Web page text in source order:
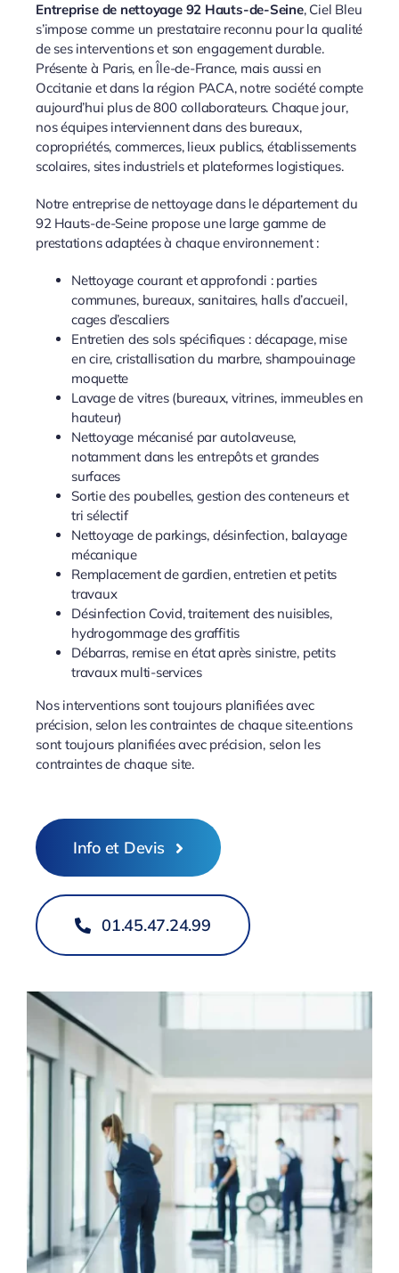
Entreprise de nettoyage 92 Hauts-de-Seine, Ciel Bleu
s’impose comme un prestataire reconnu pour la qualité
de ses interventions et son engagement durable.
Présente à Paris, en Île-de-France, mais aussi en
Occitanie et dans la région PACA, notre société compte
aujourd’hui plus de 800 collaborateurs. Chaque jour,
nos équipes interviennent dans des bureaux,
copropriétés, commerces, lieux publics, établissements
scolaires, sites industriels et plateformes logistiques.
Notre entreprise de nettoyage dans le département du
92 Hauts-de-Seine propose une large gamme de
prestations adaptées à chaque environnement :
Nettoyage courant et approfondi : parties
communes, bureaux, sanitaires, halls d’accueil,
cages d’escaliers
Entretien des sols spécifiques : décapage, mise
en cire, cristallisation du marbre, shampouinage
moquette
Lavage de vitres (bureaux, vitrines, immeubles en
hauteur)
Nettoyage mécanisé par autolaveuse,
notamment dans les entrepôts et grandes
surfaces
Sortie des poubelles, gestion des conteneurs et
tri sélectif
Nettoyage de parkings, désinfection, balayage
mécanique
Remplacement de gardien, entretien et petits
travaux
Désinfection Covid, traitement des nuisibles,
hydrogommage des graffitis
Débarras, remise en état après sinistre, petits
travaux multi-services
Nos interventions sont toujours planifiées avec
précision, selon les contraintes de chaque site.entions
sont toujours planifiées avec précision, selon les
contraintes de chaque site.
Info et Devis
01.45.47.24.99